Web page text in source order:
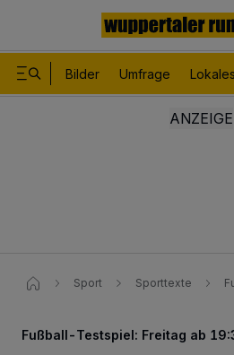
Bilder Umfrage Lokales
Sport Sporttexte
Fußball-Testspiel: Freitag ab